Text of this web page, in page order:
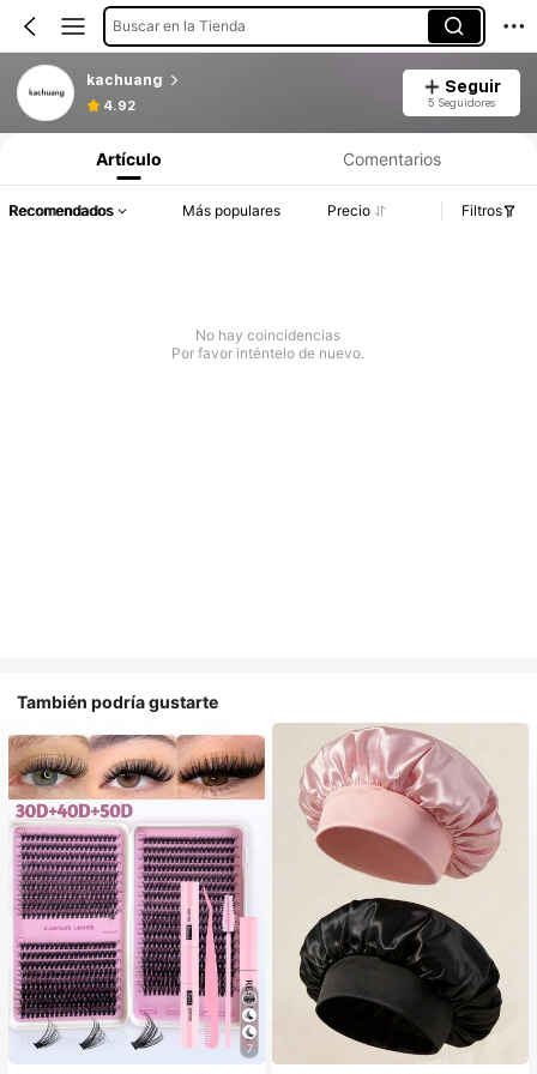
Buscar en la Tienda
kachuang
4.92
Seguir
5 Seguidores
Artículo Comentarios
Recomendados Más populares Precio Filtros
No hay coincidencias
Por favor inténtelo de nuevo.
También podría gustarte
7
#1 Más vendidos
en Multicolor Gorros para el pelo para mujer
Establecido hace 1 año